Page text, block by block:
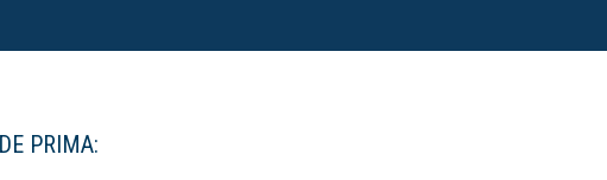
PRIMA: